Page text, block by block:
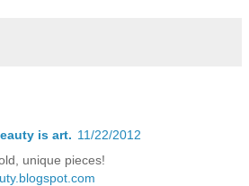
is art. 11/22/2012
unique pieces!